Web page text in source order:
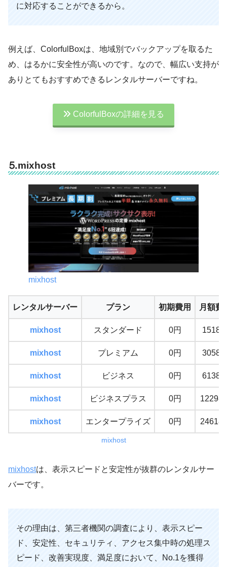
に対応することができるから。
例えば、ColorfulBoxは、地域別でバックアップを取るた
め、はるかに安全性が高いのです。なので、幅広い支持が
ありとてもおすすめできるレンタルサーバーですね。
ColorfulBoxの詳細を見る
⒌mixhost
mixhost
レンタルサーバー プラン 初期費用 月額費
mixhost スタンダード 0円 1518
mixhost プレミアム 0円 3058
mixhost ビジネス 0円 6138
mixhost ビジネスプラス 0円 12298
mixhost エンタープライズ 0円 24618
mixhost
mixhostは、表示スピードと安定性が抜群のレンタルサー
バーです。
その理由は、第三者機関の調査により、表示スピー
ド、安定性、セキュリティ、アクセス集中時の処理ス
ピード、改善実現度、満足度において、No.1を獲得